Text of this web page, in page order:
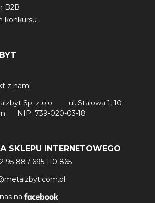
B2B
konkursu
z nami
Sp. z o.o
ul. Stalowa 1, 10-
NIP: 739-020-03-18
SKLEPU INTERNETOWEGO
95 88 / 695 110 865
na